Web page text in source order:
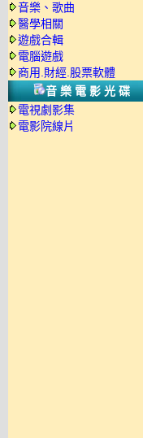
音樂、歌曲
醫學相關
遊戲合輯
電腦遊戲
商用.財經.股票軟體
音樂電影光碟
電視劇影集
電影院線片